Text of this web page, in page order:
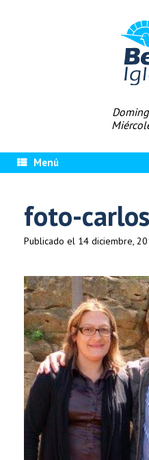
Menú
foto-
Publicado el 14 diciembre,